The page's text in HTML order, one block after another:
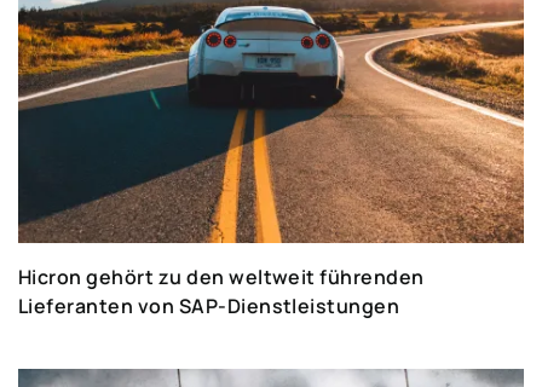
Hicron gehört zu den weltweit führenden
Lieferanten von SAP-Dienstleistungen